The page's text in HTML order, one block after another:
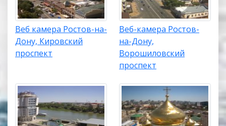
Веб камера Ростов-на-
Дону, Кировский
проспект
Веб-камера Ростов-
на-Дону,
Ворошиловский
проспект